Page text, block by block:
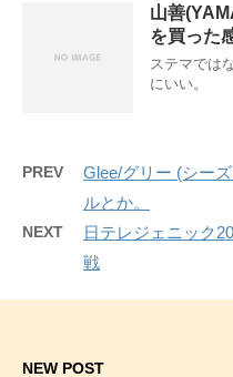
山善
を買った
ステマでは
にいい。
PREV
Glee/グリー (シー
ルとか。
NEXT
日テレジェニック
戦
NEW POST